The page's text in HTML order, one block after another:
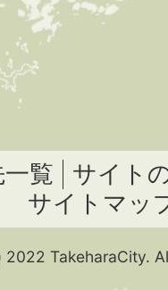
覧
サイト
サイトマッ
TakeharaCity.